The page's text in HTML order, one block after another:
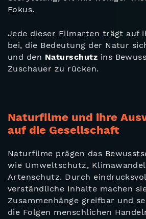
Fokus.
Jede dieser Filmarten trägt auf
bei, die Bedeutung der Natur
und den Naturschutz ins
Zuschauer zu rücken.
Naturfilme und ihre
auf die Gesellschaft
Naturfilme prägen das
wie Umweltschutz,
Artenschutz. Durch
verständliche Inhalte machen
Zusammenhänge greifbar und
die Folgen menschlichen